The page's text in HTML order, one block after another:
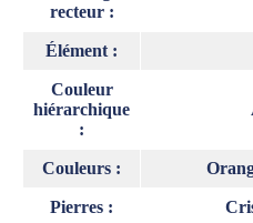
recteur :
Élément :
Couleur
hiérarchique
:
Couleurs :
Pierres :